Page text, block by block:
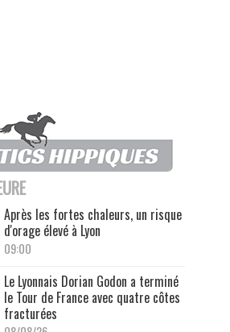
Après les fortes chaleurs, un risque
d'orage élevé à Lyon
09:00
Le Lyonnais Dorian Godon a terminé
le Tour de France avec quatre côtes
fracturées